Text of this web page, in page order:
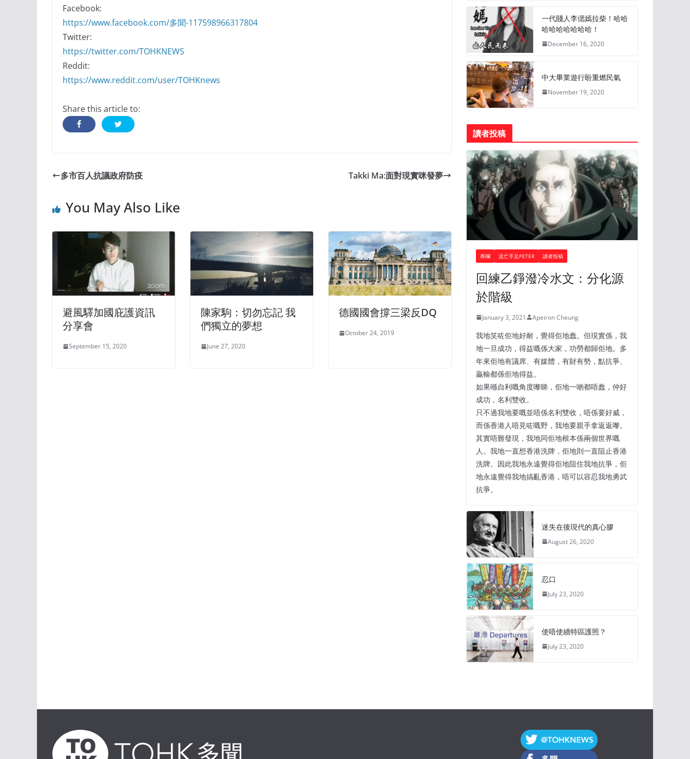
Facebook:
https://www.facebook.com/多聞-117598966317804
Twitter:
https://twitter.com/TOHKNEWS
Reddit:
https://www.reddit.com/user/TOHKnews
Share this article to:
多市百人抗議政府防疫 Takki Ma:面對現實咪發夢
You May Also Like
避風驛加國庇護資訊
分享會
September 15, 2020
陳家駒：切勿忘記 我
們獨立的夢想
June 27, 2020
德國國會撐三梁反DQ
October 24, 2019
一代賤人李偲嫣拉柴！哈哈
哈哈哈哈哈哈哈！
December 16, 2020
中大畢業遊行盼重燃民氣
November 19, 2020
讀者投稿
專欄 流亡手足PETER 讀者投稿
回練乙錚潑冷水文：分化源
於階級
January 3, 2021 Apeiron Cheung
我地笑咗佢地好耐，覺得佢地蠢。但現實係，我
地一旦成功，得益嘅係大家，功勞都歸佢地。多
年來佢地有議席、有媒體，有財有勢，點抗爭、
贏輸都係佢地得益。
如果喺自利嘅角度嚟睇，佢地一啲都唔蠢，仲好
成功，名利雙收。
只不過我地要嘅並唔係名利雙收，唔係要好威，
而係香港人唔見咗嘅野，我地要親手拿返返嚟。
其實唔難發現，我地同佢地根本係兩個世界嘅
人。我地一直想香港洗牌，佢地則一直阻止香港
洗牌。因此我地永遠覺得佢地阻住我地抗爭，佢
地永遠覺得我地搞亂香港，唔可以容忍我地勇武
抗爭。
迷失在後現代的真心膠
August 26, 2020
忍口
July 23, 2020
使唔使續特區護照？
July 23, 2020